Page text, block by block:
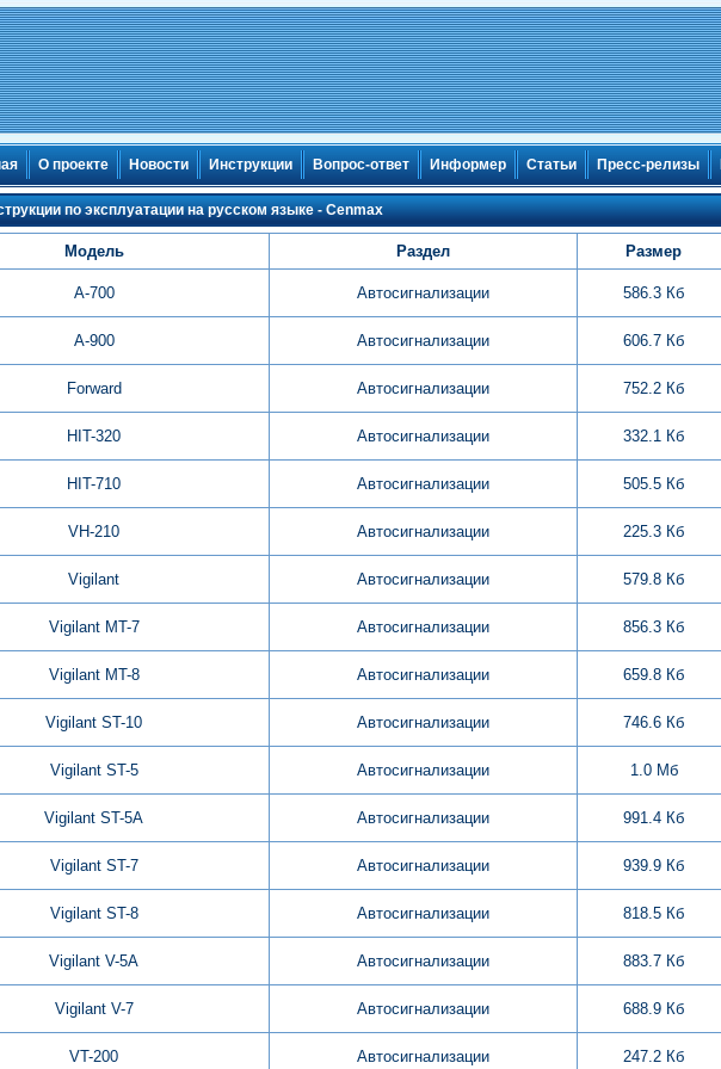
О проекте Новости Инструкции Вопрос-ответ Информер Статьи Пресс-релизы
по эксплуатации на русском языке - Cenmax
Модель Раздел Размер
A-700 Автосигнализации 586.3 Кб
A-900 Автосигнализации 606.7 Кб
Forward Автосигнализации 752.2 Кб
HIT-320 Автосигнализации 332.1 Кб
HIT-710 Автосигнализации 505.5 Кб
VH-210 Автосигнализации 225.3 Кб
Vigilant Автосигнализации 579.8 Кб
Vigilant MT-7 Автосигнализации 856.3 Кб
Vigilant MT-8 Автосигнализации 659.8 Кб
Vigilant ST-10 Автосигнализации 746.6 Кб
Vigilant ST-5 Автосигнализации 1.0 Мб
Vigilant ST-5A Автосигнализации 991.4 Кб
Vigilant ST-7 Автосигнализации 939.9 Кб
Vigilant ST-8 Автосигнализации 818.5 Кб
Vigilant V-5A Автосигнализации 883.7 Кб
Vigilant V-7 Автосигнализации 688.9 Кб
VT-200 Автосигнализации 247.2 Кб